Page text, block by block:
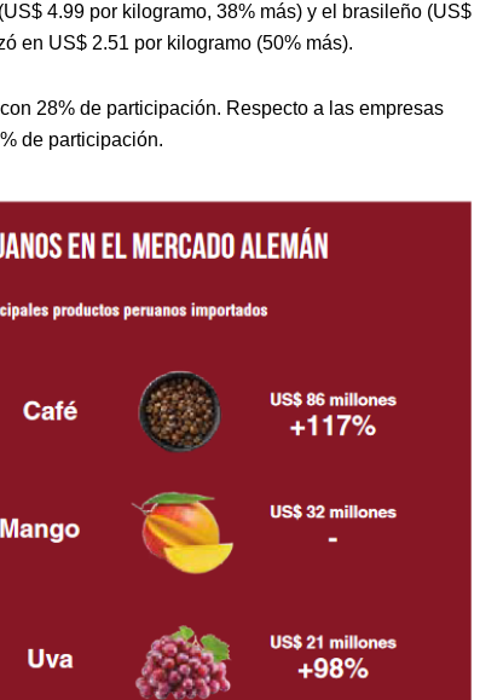
4.99 por kilogramo, 38% más) y el brasileño (US$
en US$ 2.51 por kilogramo (50% más).
28% de participación. Respecto a las empresas
de participación.